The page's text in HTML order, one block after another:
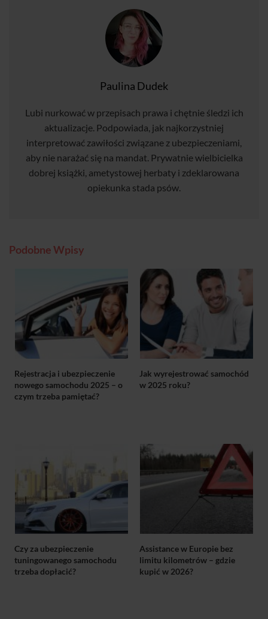
Paulina Dudek
Lubi nurkować w przepisach prawa i chętnie śledzi ich
aktualizacje. Podpowiada, jak najkorzystniej
interpretować zawiłości związane z ubezpieczeniami,
aby nie narażać się na mandat. Prywatnie wielbicielka
dobrej książki, ametystowej herbaty i zdeklarowana
opiekunka stada psów.
Podobne Wpisy
Rejestracja i ubezpieczenie
nowego samochodu 2025 – o
czym trzeba pamiętać?
Jak wyrejestrować samochód
w 2025 roku?
Czy za ubezpieczenie
tuningowanego samochodu
trzeba dopłacić?
Assistance w Europie bez
limitu kilometrów – gdzie
kupić w 2026?